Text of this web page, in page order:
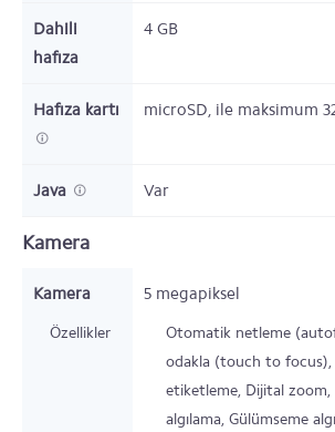
Dahili
hafıza
4 GB
Hafıza kartı microSD, ile maksimum
Java Var
Kamera
Kamera 5 megapiksel
Özellikler
Otomatik netleme
odakla (touch to focus),
etiketleme, Dijital zoom,
algılama, Gülümseme